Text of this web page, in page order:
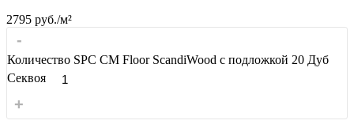
2795 руб./м²
-
Количество SPC CM Floor ScandiWood с подложкой 20 Дуб
Секвоя
+